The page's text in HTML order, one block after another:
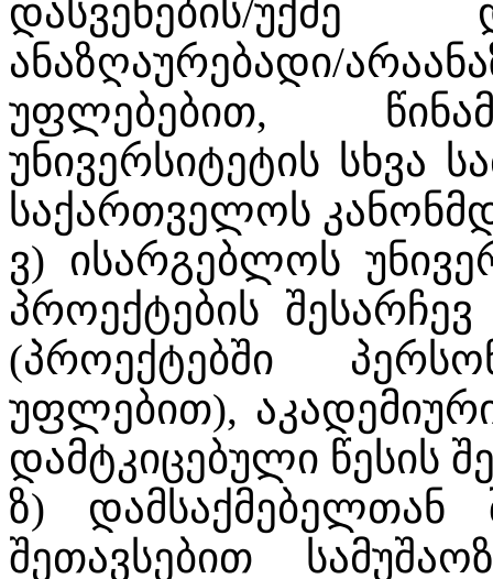
დასვენების/უქმე
ანაზღაურებადი/
უფლებებით,
უნივერსიტეტის სხვა
საქართველოს
ვ) ისარგებლოს
პროექტების
(პროექტებში
უფლებით),
დამტკიცებული წესის
ზ) დამსაქმებელთან
შეთავსებით